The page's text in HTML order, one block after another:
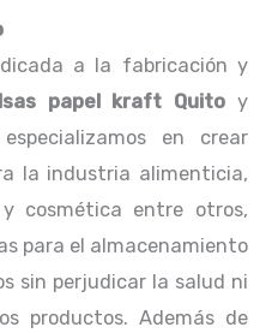
a la fabricación y
papel kraft Quito y
en crear
la industria alimenticia,
cosmética entre otros,
para el almacenamiento
sin perjudicar la salud ni
productos. Además de